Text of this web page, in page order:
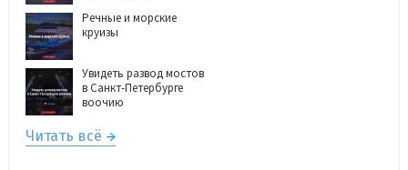
Речные и морские
круизы
Увидеть развод мостов
в Санкт-Петербурге
воочию
Читать всё